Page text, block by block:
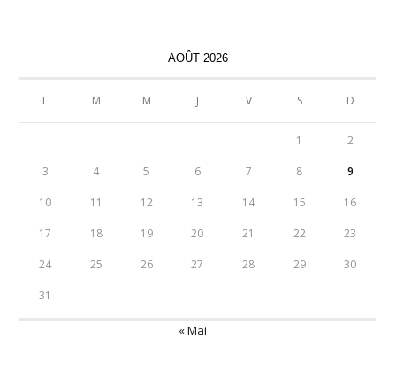
AOÛT 2026
L M M J V S D
1 2
3 4 5 6 7 8 9
10 11 12 13 14 15 16
17 18 19 20 21 22 23
24 25 26 27 28 29 30
31
« Mai